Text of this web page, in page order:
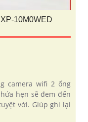
10M0WED
camera wifi 2 ống
hẹn sẽ đem đến
vời. Giúp ghi lại